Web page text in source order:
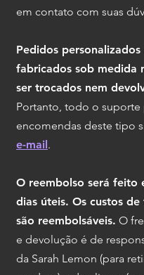
em contato com suas
Pedidos personalizados
fabricados sob medida
ser trocados nem
Portanto, todo o suporte
encomendas deste tipo
e-mail.
O reembolso será feito
dias úteis. Os custos
são reembolsáveis. O
e devolução é de
da Sarah Lemon (para